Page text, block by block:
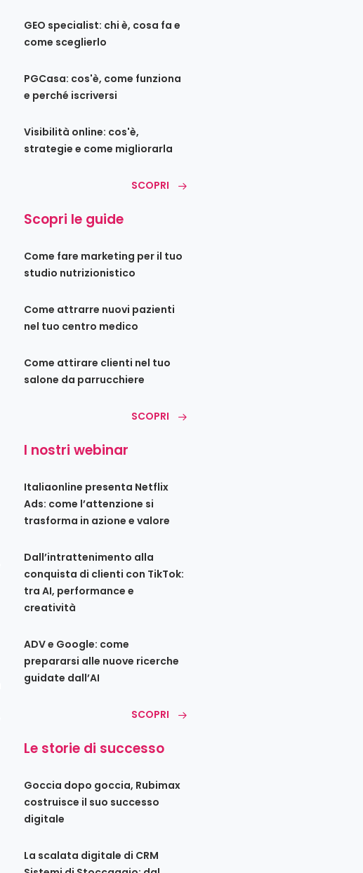
GEO specialist: chi è, cosa fa e
come sceglierlo
PGCasa: cos'è, come funziona
e perché iscriversi
Visibilità online: cos'è,
strategie e come migliorarla
SCOPRI
Scopri le guide
Come fare marketing per il tuo
studio nutrizionistico
Come attrarre nuovi pazienti
nel tuo centro medico
Come attirare clienti nel tuo
salone da parrucchiere
SCOPRI
I nostri webinar
Italiaonline presenta Netflix
Ads: come l’attenzione si
trasforma in azione e valore
Dall’intrattenimento alla
conquista di clienti con TikTok:
tra AI, performance e
creatività
ADV e Google: come
prepararsi alle nuove ricerche
guidate dall’AI
SCOPRI
Le storie di successo
Goccia dopo goccia, Rubimax
costruisce il suo successo
digitale
La scalata digitale di CRM